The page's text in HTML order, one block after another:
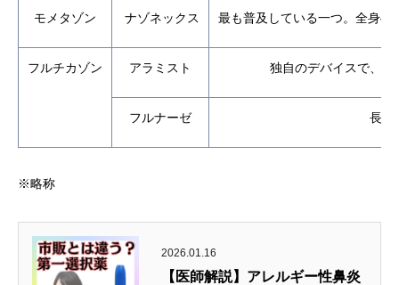
モメタゾン ナゾネックス 最も普及している一つ。全身
フルチカゾン アラミスト 独自のデバイスで、
フルナーゼ 長年
※略称
2026.01.16
【医師解説】アレルギー性鼻炎